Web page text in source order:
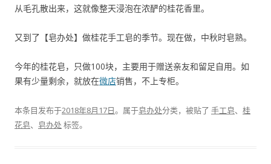
从毛孔散出来，这就像整天浸泡在浓酽的桂花香里。
又到了【皂办处】做桂花手工皂的季节。现在做，中秋时皂熟。
今年的桂花皂，只做100块，主要用于赠送亲友和留足自用。如
果有少量剩余，就放在微店销售，不上专柜。
本条目发布于2018年8月17日。属于皂办处分类，被贴了 手工皂、 桂
花皂、 皂办处 标签。